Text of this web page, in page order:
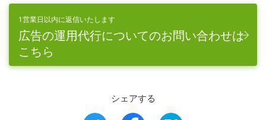
1営業日以内に返信いたします
広告の運用代行についてのお問い合わせは
こちら
シェアする